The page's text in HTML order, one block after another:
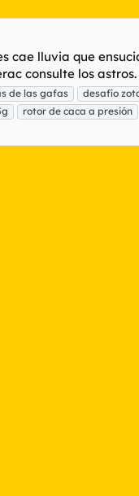
cae lluvia que
consulte los astros.
de las gafas desafío
rotor de caca a presión